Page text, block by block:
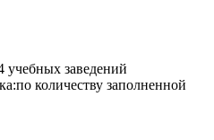
учебных заведений
по количеству заполненной